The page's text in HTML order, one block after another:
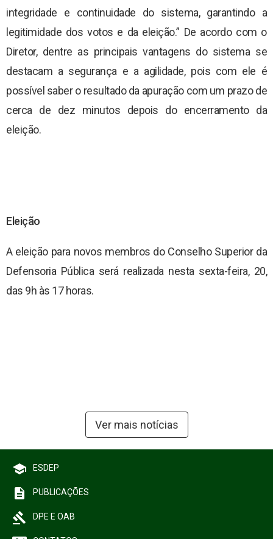
integridade e continuidade do sistema, garantindo a
legitimidade dos votos e da eleição.” De acordo com o
Diretor, dentre as principais vantagens do sistema se
destacam a segurança e a agilidade, pois com ele é
possível saber o resultado da apuração com um prazo de
cerca de dez minutos depois do encerramento da
eleição.
Eleição
A eleição para novos membros do Conselho Superior da
Defensoria Pública será realizada nesta sexta-feira, 20,
das 9h às 17 horas.
Ver mais notícias
school ESDEP
description PUBLICAÇÕES
gavel DPE E OAB